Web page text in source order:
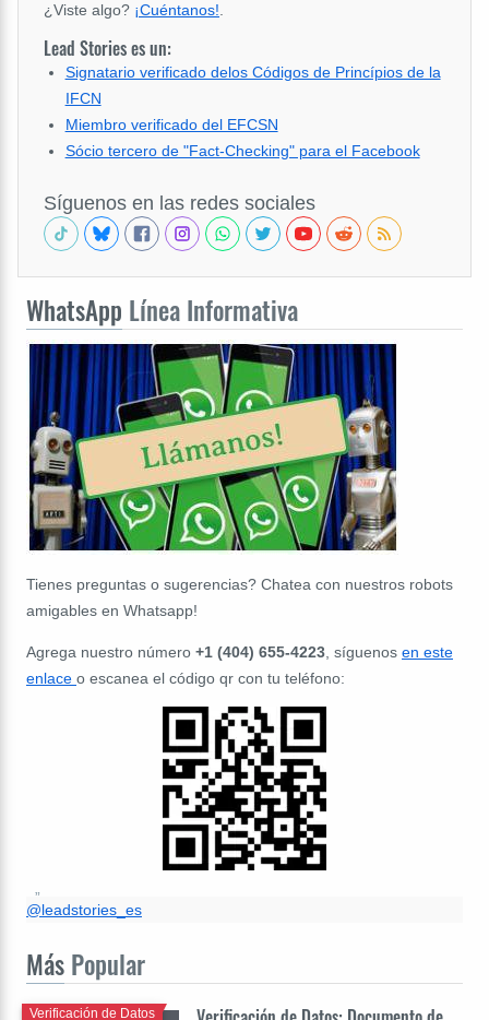
¿Viste algo? ¡Cuéntanos!
Lead Stories es un:
Signatario verificado delos Códigos de Princípios de la
IFCN
Miembro verificado del EFCSN
Sócio tercero de "Fact-Checking" para el Facebook
Síguenos en las redes sociales
WhatsApp Línea Informativa
Tienes preguntas o sugerencias? Chatea con nuestros robots
amigables en Whatsapp!
Agrega nuestro número +1 (404) 655-4223 , síguenos en este
enlace o escanea el código qr con tu teléfono:
@leadstories_es
Más Popular
Verificación de Datos